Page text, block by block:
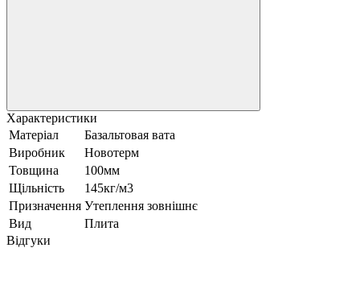
Характеристики
Матеріал
Базальтовая вата
Виробник
Новотерм
Товщина
100мм
Щільність
145кг/м3
Призначення Утеплення зовнішнє
Вид
Плита
Відгуки